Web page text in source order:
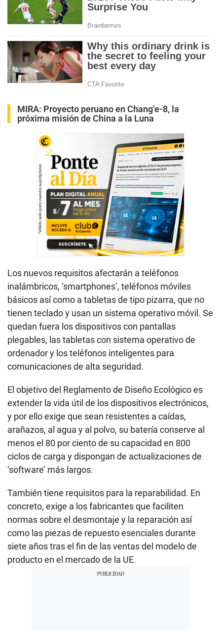
MIRA: Proyecto peruano en Chang’e-8, la
próxima misión de China a la Luna
Los nuevos requisitos afectarán a teléfonos
inalámbricos, ‘smartphones’, teléfonos móviles
básicos así como a tabletas de tipo pizarra, que no
tienen teclado y usan un sistema operativo móvil. Se
quedan fuera los dispositivos con pantallas
plegables, las tabletas con sistema operativo de
ordenador y los teléfonos inteligentes para
comunicaciones de alta seguridad.
El objetivo del Reglamento de Diseño Ecológico es
extender la vida útil de los dispositivos electrónicos,
y por ello exige que sean resistentes a caídas,
arañazos, al agua y al polvo, su batería conserve al
menos el 80 por ciento de su capacidad en 800
ciclos de carga y dispongan de actualizaciones de
‘software’ más largos.
También tiene requisitos para la reparabilidad. En
concreto, exige a los fabricantes que faciliten
normas sobre el desmontaje y la reparación así
como las piezas de repuesto esenciales durante
siete años tras el fin de las ventas del modelo de
producto en el mercado de la UE.